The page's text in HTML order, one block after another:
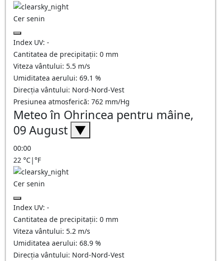
Cer senin
Index UV: -
Cantitatea de precipitații: 0 mm
Viteza vântului: 5.5 m/s
Umiditatea aerului: 69.1 %
Direcția vântului: Nord-Nord-Vest
Presiunea atmosferică: 762 mm/Hg
Meteo în Ohrincea pentru mâine,
09 August ▼
00:00
22 °C|°F
Cer senin
Index UV: -
Cantitatea de precipitații: 0 mm
Viteza vântului: 5.2 m/s
Umiditatea aerului: 68.9 %
Direcția vântului: Nord-Nord-Vest